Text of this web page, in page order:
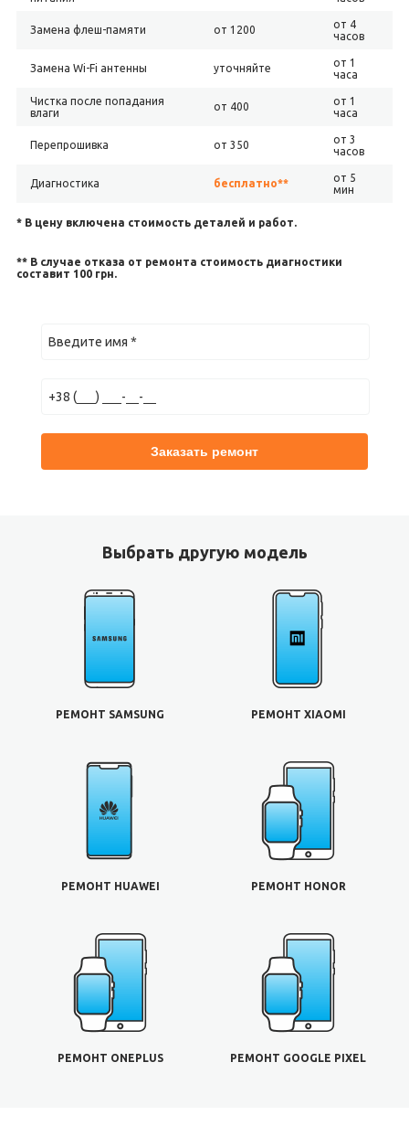
Замена флеш-памяти от 1200
от 4
часов
Замена Wi-Fi антенны уточняйте
от 1
часа
Чистка после попадания
влаги
от 400
от 1
часа
Перепрошивка от 350
от 3
часов
Диагностика бесплатно**
от 5
мин
* В цену включена стоимость деталей и работ.
** В случае отказа от ремонта стоимость диагностики
составит 100 грн.
Выбрать другую модель
РЕМОНТ SAMSUNG РЕМОНТ XIAOMI
РЕМОНТ HUAWEI РЕМОНТ HONOR
РЕМОНТ ONEPLUS РЕМОНТ GOOGLE PIXEL